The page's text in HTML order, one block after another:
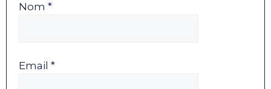
Nom *
Email *